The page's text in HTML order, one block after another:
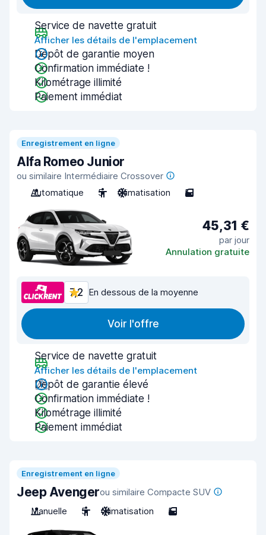
Service de navette gratuit
Afficher les détails de l'emplacement
Dépôt de garantie moyen
Confirmation immédiate !
Kilométrage illimité
Paiement immédiat
Enregistrement en ligne
Alfa Romeo Junior
ou similaire Intermédiaire Crossover
Automatique
5 Climatisation 5
45,31 €
par jour
Annulation gratuite
7,2 En dessous de la moyenne
Voir l'offre
Service de navette gratuit
Afficher les détails de l'emplacement
Dépôt de garantie élevé
Confirmation immédiate !
Kilométrage illimité
Paiement immédiat
Enregistrement en ligne
Jeep Avengerou similaire Compacte SUV
Manuelle
5 Climatisation 5